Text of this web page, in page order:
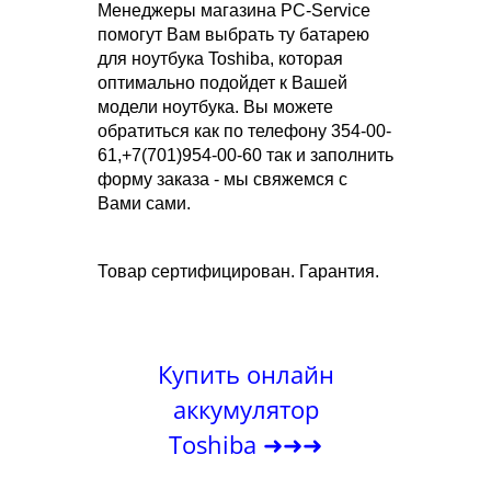
Менеджеры магазина PC-Service
помогут Вам выбрать ту батарею
для ноутбука Toshiba, которая
оптимально подойдет к Вашей
модели ноутбука. Вы можете
обратиться как по телефону 354-00-
61,+7(701)954-00-60 так и заполнить
форму заказа - мы свяжемся с
Вами сами.
Товар сертифицирован. Гарантия.
Купить онлайн
аккумулятор
Toshiba ➜➜➜